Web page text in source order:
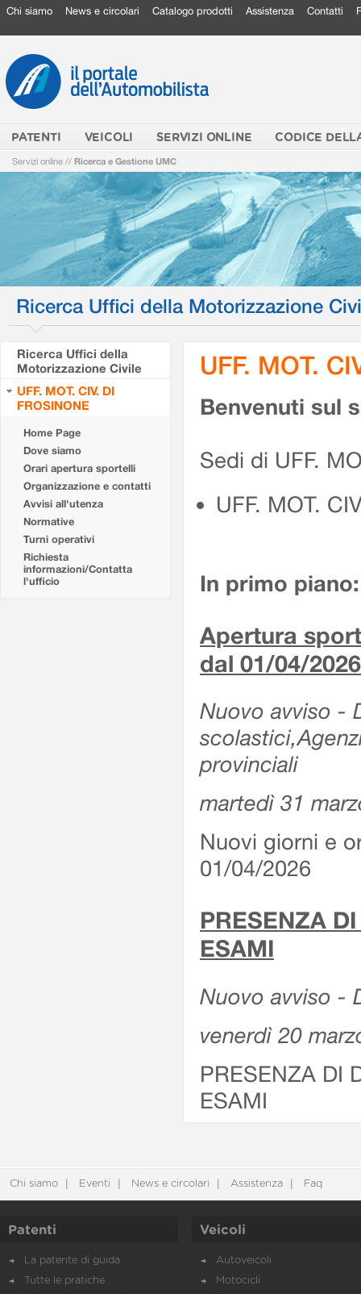
Chi siamo News e circolari Catalogo prodotti Assistenza Contatti
PATENTI VEICOLI SERVIZI ONLINE CODICE
Servizi online // Ricerca e Gestione UMC
Ricerca Uffici della Motorizzazione
Ricerca Uffici della
Motorizzazione Civile
UFF. MOT. CIV. DI
FROSINONE
Home Page
Dove siamo
Orari apertura sportelli
Organizzazione e contatti
Avvisi all'utenza
Normative
Turni operativi
Richiesta
informazioni/Contatta
l'ufficio
UFF. MOT.
Benvenuti sul
Sedi di UFF.
UFF. MOT.
In primo piano:
Apertura
dal 01/04/2026
Nuovo avviso -
provinciali
martedì 31
Nuovi giorni e
01/04/2026
PRESENZA
ESAMI
Nuovo avviso -
venerdì 20
PRESENZA DI
ESAMI
Chi siamo Eventi News e circolari Assistenza Faq
Patenti
La patente di guida
Tutte le pratiche
Veicoli
Autoveicoli
Motocicli